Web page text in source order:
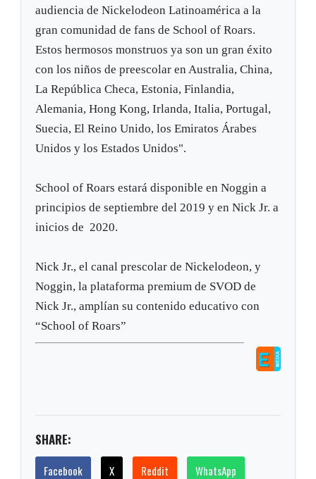
audiencia de Nickelodeon Latinoamérica a la
gran comunidad de fans de School of Roars.
Estos hermosos monstruos ya son un gran éxito
con los niños de preescolar en Australia, China,
La República Checa, Estonia, Finlandia,
Alemania, Hong Kong, Irlanda, Italia, Portugal,
Suecia, El Reino Unido, los Emiratos Árabes
Unidos y los Estados Unidos".
School of Roars estará disponible en Noggin a
principios de septiembre del 2019 y en Nick Jr. a
inicios de 2020.
Nick Jr., el canal prescolar de Nickelodeon, y
Noggin, la plataforma premium de SVOD de
Nick Jr., amplían su contenido educativo con
“School of Roars”
SHARE:
Facebook X Reddit WhatsApp